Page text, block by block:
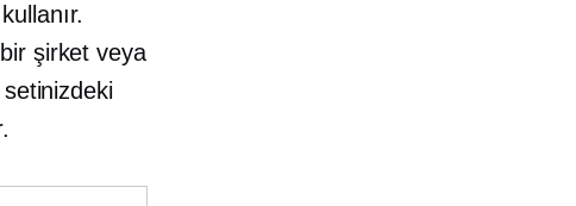
şirket veya